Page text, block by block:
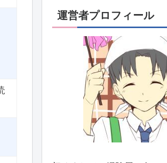
運営者プロフィール